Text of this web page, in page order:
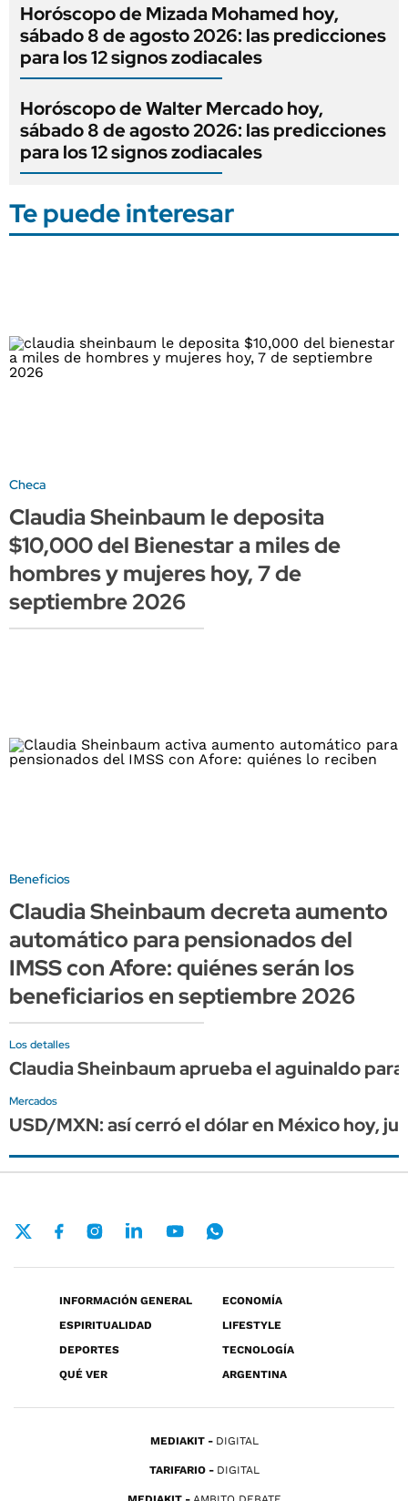
Horóscopo de Mizada Mohamed hoy,
sábado 8 de agosto 2026: las predicciones
para los 12 signos zodiacales
Horóscopo de Walter Mercado hoy,
sábado 8 de agosto 2026: las predicciones
para los 12 signos zodiacales
Te puede interesar
Checa
Claudia Sheinbaum le deposita
$10,000 del Bienestar a miles de
hombres y mujeres hoy, 7 de
septiembre 2026
Beneficios
Claudia Sheinbaum decreta aumento
automático para pensionados del
IMSS con Afore: quiénes serán los
beneficiarios en septiembre 2026
Los detalles
Claudia Sheinbaum aprueba el aguinaldo
Mercados
USD/MXN: así cerró el dólar en México hoy,
INFORMACIÓN GENERAL
ECONOMÍA
ESPIRITUALIDAD
LIFESTYLE
DEPORTES
TECNOLOGÍA
QUÉ VER
ARGENTINA
MEDIAKIT DIGITAL
TARIFARIO DIGITAL